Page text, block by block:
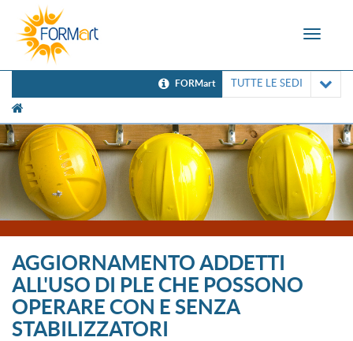
Toggle
FORMart TUTTE LE SEDI
AGGIORNAMENTO ADDETTI
ALL'USO DI PLE CHE POSSONO
OPERARE CON E SENZA
STABILIZZATORI